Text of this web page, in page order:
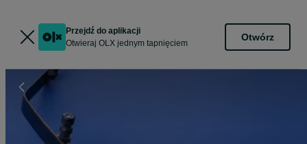
Przejdź do aplikacji
Otwieraj OLX jednym tapnięciem
Otwórz